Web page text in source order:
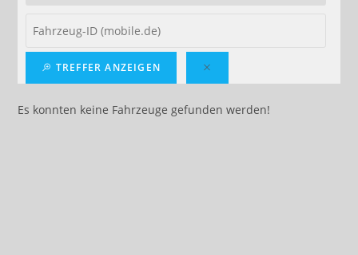
TREFFER ANZEIGEN
Es konnten keine Fahrzeuge gefunden werden!